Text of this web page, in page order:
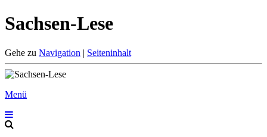
Sachsen-Lese
Gehe zu Navigation | Seiteninhalt
Menü